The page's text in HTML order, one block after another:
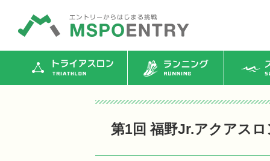
トライアスロン ランニング ス
第1回 福野Jr.アクアスロ